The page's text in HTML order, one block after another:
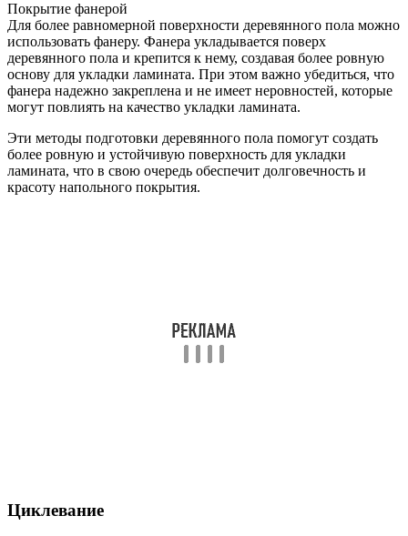
Покрытие фанерой
Для более равномерной поверхности деревянного пола можно
использовать фанеру. Фанера укладывается поверх
деревянного пола и крепится к нему, создавая более ровную
основу для укладки ламината. При этом важно убедиться, что
фанера надежно закреплена и не имеет неровностей, которые
могут повлиять на качество укладки ламината.
Эти методы подготовки деревянного пола помогут создать
более ровную и устойчивую поверхность для укладки
ламината, что в свою очередь обеспечит долговечность и
красоту напольного покрытия.
Циклевание